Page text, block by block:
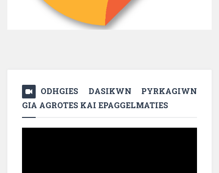
ODHGIES DASIKWN PYRKAGIWN
GIA AGROTES KAI EPAGGELMATIES